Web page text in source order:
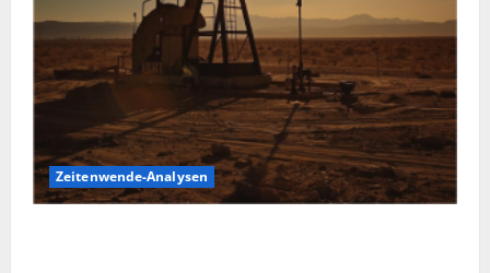
Zeitenwende-Analysen